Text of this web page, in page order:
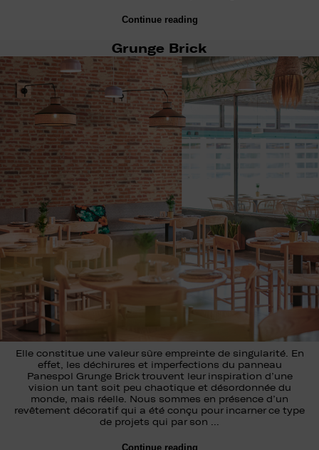
Continue reading
Grunge Brick
Elle constitue une valeur sûre empreinte de singularité. En
effet, les déchirures et imperfections du panneau
Panespol Grunge Brick trouvent leur inspiration d’une
vision un tant soit peu chaotique et désordonnée du
monde, mais réelle. Nous sommes en présence d’un
revêtement décoratif qui a été conçu pour incarner ce type
de projets qui par son …
Continue reading